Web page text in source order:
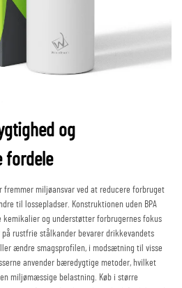
og
fordele
fremmer miljøansvar ved at reducere forbruget
til lossepladser. Konstruktionen uden BPA
og understøtter forbrugernes fokus
rustfrie stålkander bevarer drikkevandets
ændre smagsprofilen, i modsætning til visse
anvender bæredygtige metoder, hvilket
miljømæssige belastning. Køb i større